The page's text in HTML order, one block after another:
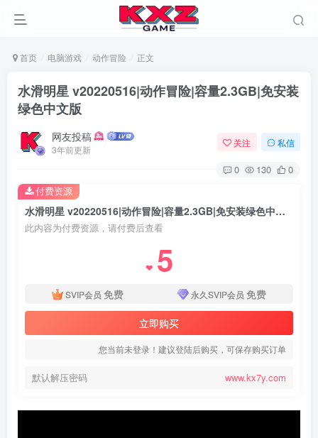
首页 电脑游戏 动作冒险 正文
水滑明星 v20220516|动作冒险|容量2.3GB|免安装
绿色中文版
网友投稿
3年前更新
关注 私信
0 130 0
水滑明星 v20220516|动作冒险|容量2.3GB|免安装绿色中文版
此内容为付费资源，请付费后查看
❤ 5
SVIP会员 免费 永久SVIP会员 免费
立即购买
您当前未登录！建议登陆后购买，可保存购买订单
默认解压密码 www.kx7y.com
付费资源